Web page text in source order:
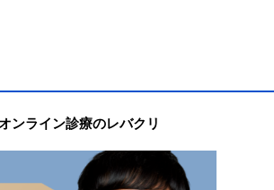
ンライン診療のレバクリ